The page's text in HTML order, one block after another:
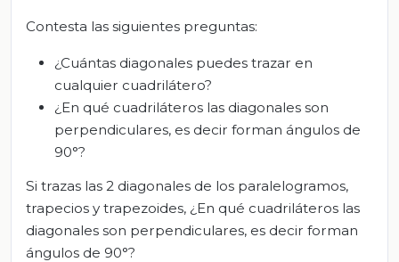
Contesta las siguientes preguntas:
¿Cuántas diagonales puedes trazar en
cualquier cuadrilátero?
¿En qué cuadriláteros las diagonales son
perpendiculares, es decir forman ángulos de
90°?
Si trazas las 2 diagonales de los paralelogramos,
trapecios y trapezoides, ¿En qué cuadriláteros las
diagonales son perpendiculares, es decir forman
ángulos de 90°?